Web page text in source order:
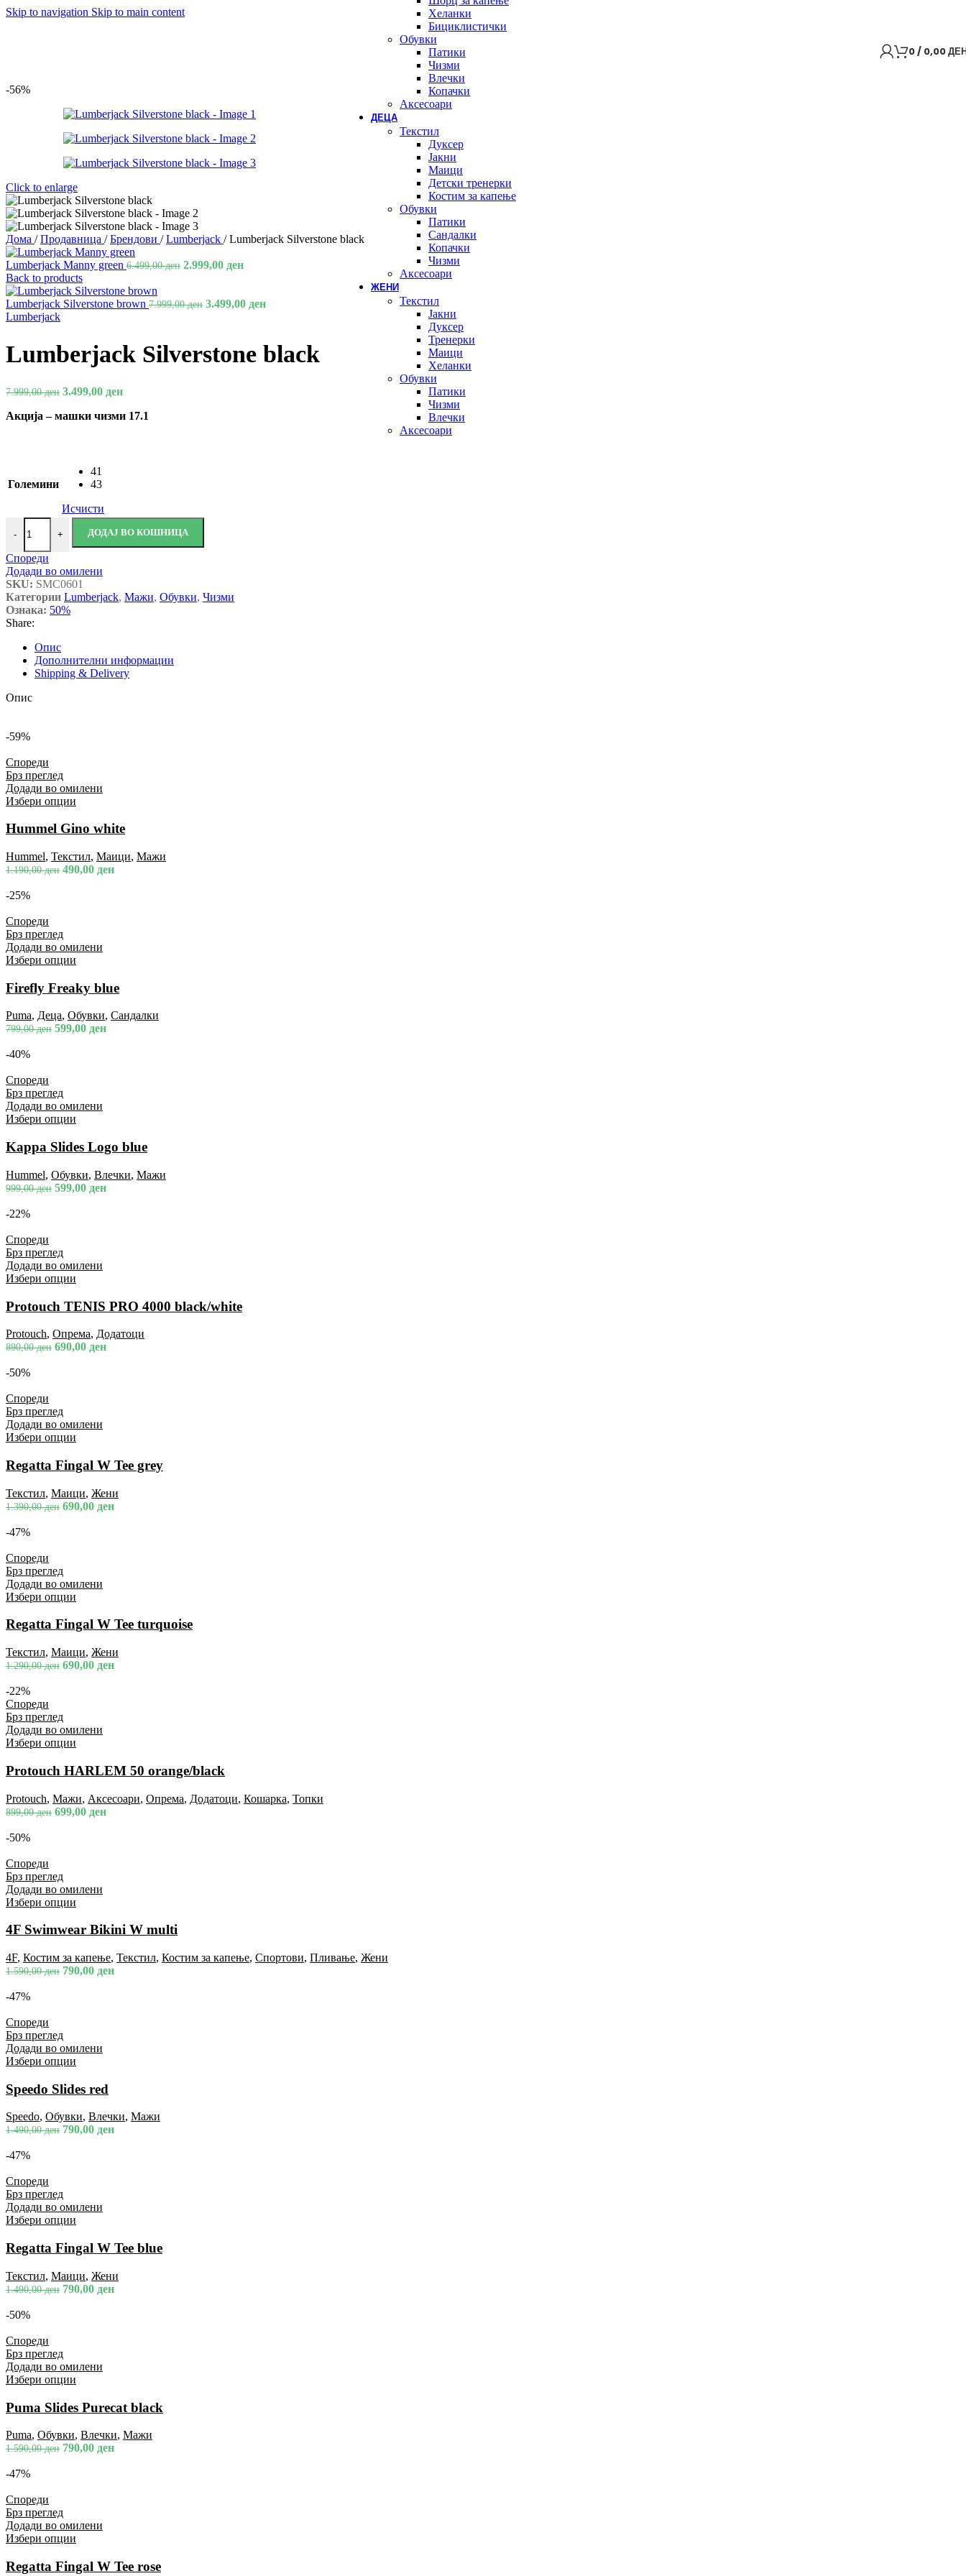
Skip to navigation Skip to main content
Хеланки
Бициклистички
Обувки
Патики
Чизми
Влечки
Копачки
Аксесоари
ДЕЦА
Текстил
Дуксер
Јакни
Маици
Детски тренерки
Костим за капење
Обувки
Патики
Сандалки
Копачки
Чизми
Аксесоари
ЖЕНИ
Текстил
Јакни
Дуксер
Тренерки
Маици
Хеланки
Обувки
Патики
Чизми
Влечки
Аксесоари
0/ 0,00
-56%
Click to enlarge
Дома / Продавница / Брендови / Lumberjack / Lumberjack Silverstone black
Lumberjack Manny green 6.499,00ден 2.999,00 ден
Back to products
Lumberjack Silverstone brown 7.999,00ден 3.499,00 ден
Lumberjack
Lumberjack Silverstone black
7.999,00ден 3.499,00 ден
Акција – машки чизми 17.1
Големини
41
43
Исчисти
- + ДОДАЈ ВО КОШНИЦА
Спореди
Додади во омилени
SKU: SMC0601
Категории Lumberjack, Мажи, Обувки, Чизми
Ознака: 50%
Share:
Опис
Дополнителни информации
Shipping & Delivery
Опис
-59%
Спореди
Брз преглед
Додади во омилени
Избери опции
Hummel Gino white
Hummel, Текстил, Маици, Мажи
1.190,00ден 490,00 ден
-25%
Спореди
Брз преглед
Додади во омилени
Избери опции
Firefly Freaky blue
Puma, Деца, Обувки, Сандалки
799,00ден 599,00 ден
-40%
Спореди
Брз преглед
Додади во омилени
Избери опции
Kappa Slides Logo blue
Hummel, Обувки, Влечки, Мажи
999,00ден 599,00 ден
-22%
Спореди
Брз преглед
Додади во омилени
Избери опции
Protouch TENIS PRO 4000 black/white
Protouch, Опрема, Додатоци
890,00ден 690,00 ден
-50%
Спореди
Брз преглед
Додади во омилени
Избери опции
Regatta Fingal W Tee grey
Текстил, Маици, Жени
1.390,00ден 690,00 ден
-47%
Спореди
Брз преглед
Додади во омилени
Избери опции
Regatta Fingal W Tee turquoise
Текстил, Маици, Жени
1.290,00ден 690,00 ден
-22%
Спореди
Брз преглед
Додади во омилени
Избери опции
Protouch HARLEM 50 orange/black
Protouch, Мажи, Аксесоари, Опрема, Додатоци, Кошарка, Топки
899,00ден 699,00 ден
-50%
Спореди
Брз преглед
Додади во омилени
Избери опции
4F Swimwear Bikini W multi
4F, Костим за капење, Текстил, Костим за капење, Спортови, Пливање, Жени
1.590,00ден 790,00 ден
-47%
Спореди
Брз преглед
Додади во омилени
Избери опции
Speedo Slides red
Speedo, Обувки, Влечки, Мажи
1.490,00ден 790,00 ден
-47%
Спореди
Брз преглед
Додади во омилени
Избери опции
Regatta Fingal W Tee blue
Текстил, Маици, Жени
1.490,00ден 790,00 ден
-50%
Спореди
Брз преглед
Додади во омилени
Избери опции
Puma Slides Purecat black
Puma, Обувки, Влечки, Мажи
1.590,00ден 790,00 ден
-47%
Спореди
Брз преглед
Додади во омилени
Избери опции
Regatta Fingal W Tee rose